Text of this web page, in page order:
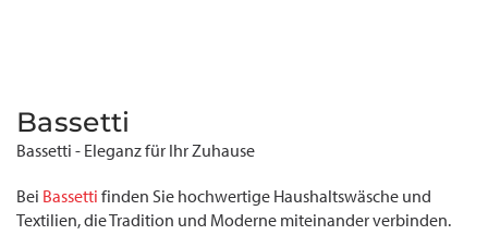
Bassetti
Bassetti - Eleganz für Ihr Zuhause
Bei Bassetti finden Sie hochwertige Haushaltswäsche und
Textilien, die Tradition und Moderne miteinander verbinden.